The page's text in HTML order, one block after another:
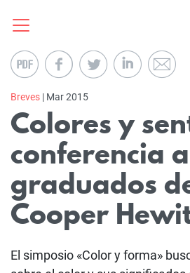
Breves | Mar 2015
Colores y
conferencia
graduados
Cooper
El simposio «Color y forma»